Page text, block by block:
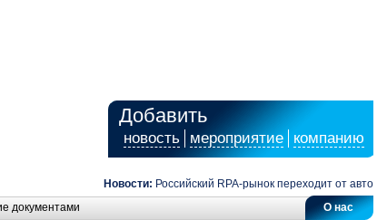
Добавить
новость мероприятие компанию
Новости: Российский RPA-рынок переходит от
О нас
документами